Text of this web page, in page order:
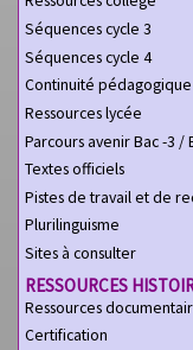
Séquences cycle 3
Séquences cycle 4
Continuité pédagogique
Ressources lycée
Parcours avenir Bac -3 /
Textes officiels
Pistes de travail et de
Plurilinguisme
Sites à consulter
RESSOURCES
Ressources
Certification